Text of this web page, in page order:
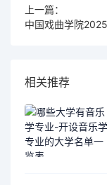
上一篇：
相关推荐